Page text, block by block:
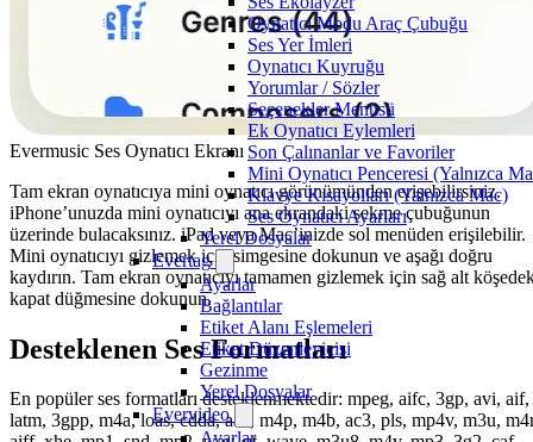
Oynatıcı Modu Araç Çubuğu
Ses Yer İmleri
Oynatıcı Kuyruğu
Yorumlar / Sözler
Seçenekler Menüsü
Ek Oynatıcı Eylemleri
Son Çalınanlar ve Favoriler
Mini Oynatıcı Penceresi (Yalnızca
Klavye Kısayolları (Yalnızca Mac)
Ses Oynatıcı Ayarları
Yerel Dosyalar
Evertag
Ayarlar
Bağlantılar
Etiket Alanı Eşlemeleri
Etiket Düzenleyicisi
Gezinme
Yerel Dosyalar
Evervideo
Ayarlar
Evermusic Ses Oynatıcı Ekranı
Tam ekran oynatıcıya mini oynatıcı görünümünden erişebilirsiniz.
iPhone’unuzda mini oynatıcıyı ana ekrandaki sekme çubuğunun
üzerinde bulacaksınız. iPad veya Mac’inizde sol menüden erişilebilir.
Mini oynatıcıyı gizlemek için simgesine dokunun ve aşağı doğru
kaydırın. Tam ekran oynatıcıyı tamamen gizlemek için sağ alt
kapat düğmesine dokunun.
Desteklenen Ses Formatları
En popüler ses formatları desteklenmektedir: mpeg, aifc, 3gp, avi, aif,
latm, 3gpp, m4a, loas, cdda, aac, m4p, m4b, ac3, pls, mp4v, m3u,